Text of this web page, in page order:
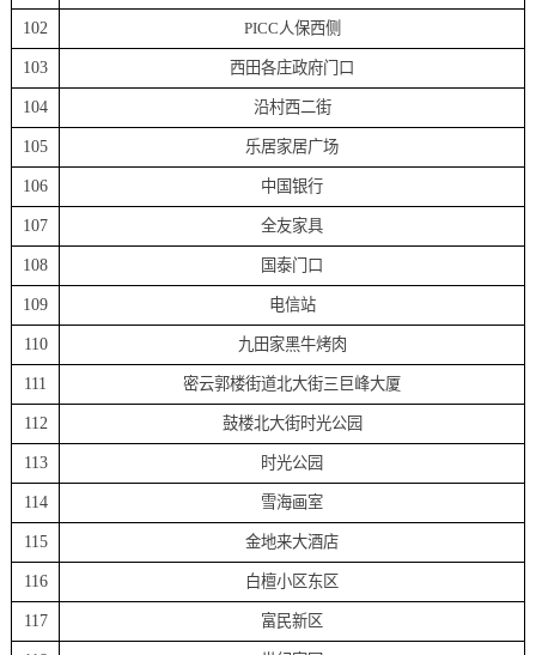
102 PICC人保西侧
103 西田各庄政府门口
104 沿村西二街
105 乐居家居广场
106 中国银行
107 全友家具
108 国泰门口
109 电信站
110 九田家黑牛烤肉
111 密云郭楼街道北大街三巨峰大厦
112 鼓楼北大街时光公园
113 时光公园
114 雪海画室
115 金地来大酒店
116 白檀小区东区
117 富民新区